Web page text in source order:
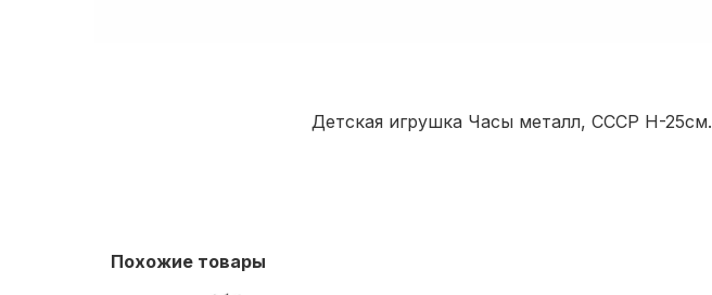
Детская игрушка Часы металл, СССР Н-25см.
Похожие товары